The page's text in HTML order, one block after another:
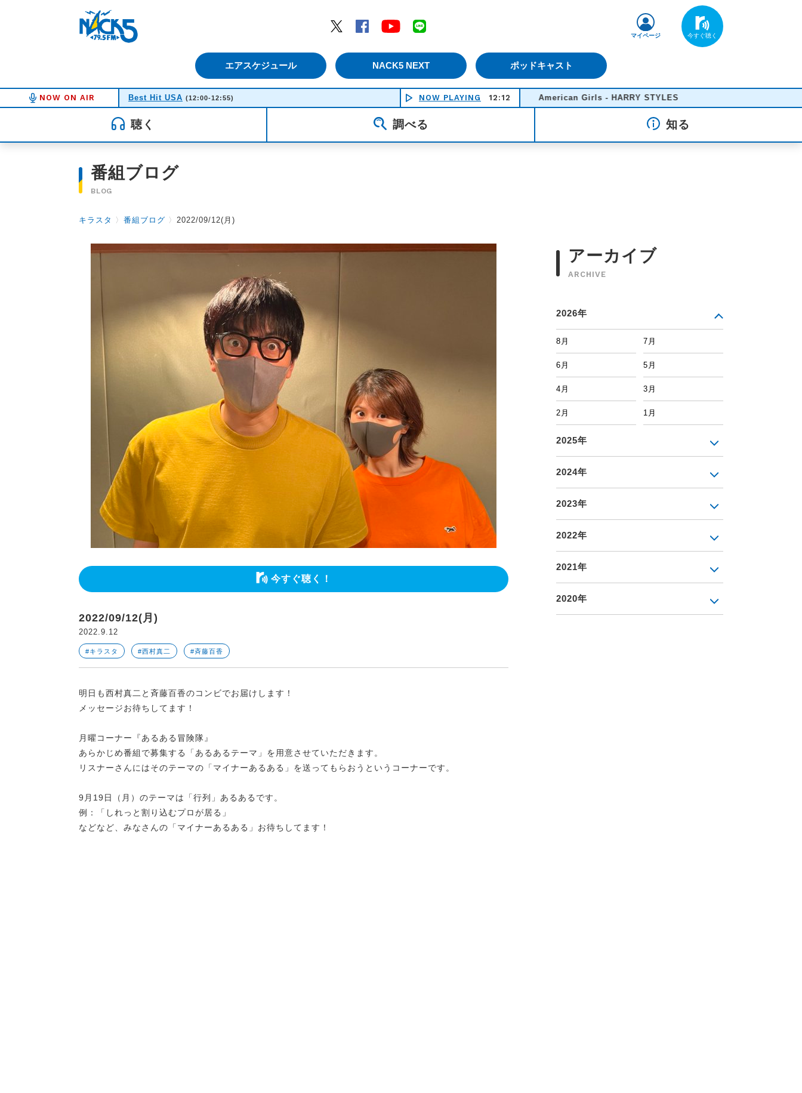
Twitter
Facebook YouTube
エアスケジュール NACK5 NEXT ポッドキャスト
マイページ
NOW ON AIR Best Hit USA (12:00-12:55) NOW PLAYING 12:12American Girls - HARRY STYLES
聴く 調べる 知る
番組ブログ
BLOG
キラスタ 〉 番組ブログ 〉 2022/09/12(月)
今すぐ聴く！
2022/09/12(月)
2022.9.12
#キラスタ #西村真二 #斉藤百香
明日も西村真二と斉藤百香のコンビでお届けします！
メッセージお待ちしてます！
月曜コーナー『あるある冒険隊』
あらかじめ番組で募集する「あるあるテーマ」を用意させていただきます。
リスナーさんにはそのテーマの「マイナーあるある」を送ってもらおうというコーナーです。
9月19日（月）のテーマは「行列」あるあるです。
例：「しれっと割り込むプロが居る」
などなど、みなさんの「マイナーあるある」お待ちしてます！
アーカイブ
ARCHIVE
2026年
8月 7月
6月 5月
4月 3月
2月 1月
2025年
2024年
2023年
2022年
2021年
2020年